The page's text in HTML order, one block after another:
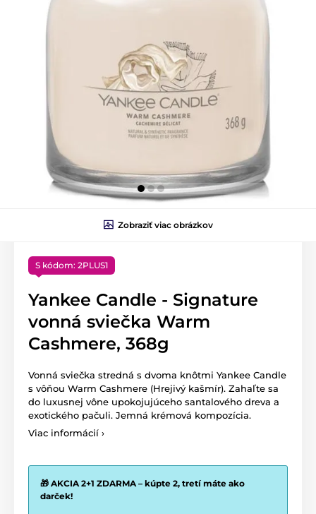
Zobraziť viac obrázkov
S kódom: 2PLUS1
Yankee Candle - Signature
vonná sviečka Warm
Cashmere, 368g
Vonná sviečka stredná s dvoma knôtmi Yankee Candle
s vôňou Warm Cashmere (Hrejivý kašmír). Zahaľte sa
do luxusnej vône upokojujúceho santalového dreva a
exotického pačuli. Jemná krémová kompozícia.
Viac informácií ›
🎁 AKCIA 2+1 ZDARMA – kúpte 2, tretí máte ako
darček!